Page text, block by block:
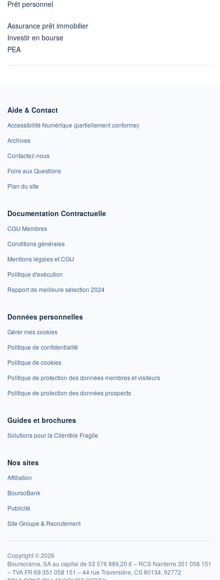
Prêt personnel
Assurance prêt immobilier
Investir en bourse
PEA
Aide & Contact
Accessibilité Numérique (partiellement conforme)
Archives
Contactez-nous
Foire aux Questions
Plan du site
Documentation Contractuelle
CGU Membres
Conditions générales
Mentions légales et CGU
Politique d'exécution
Rapport de meilleure sélection 2024
Données personnelles
Gérer mes cookies
Politique de confidentialité
Politique de cookies
Politique de protection des données membres et visiteurs
Politique de protection des données prospects
Guides et brochures
Solutions pour la Clientèle Fragile
Nos sites
Affiliation
BoursoBank
Publicité
Site Groupe & Recrutement
Copyright © 2026
Boursorama, SA au capital de 53 576 889,20 € – RCS Nanterre 351 058 151
– TVA FR 69 351 058 151 – 44 rue Traversière, CS 80134, 92772